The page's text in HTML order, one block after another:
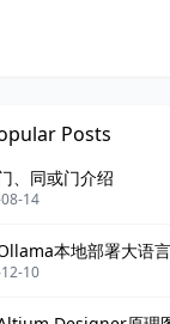
Posts
、同或门介绍
14
本地部署大语
10